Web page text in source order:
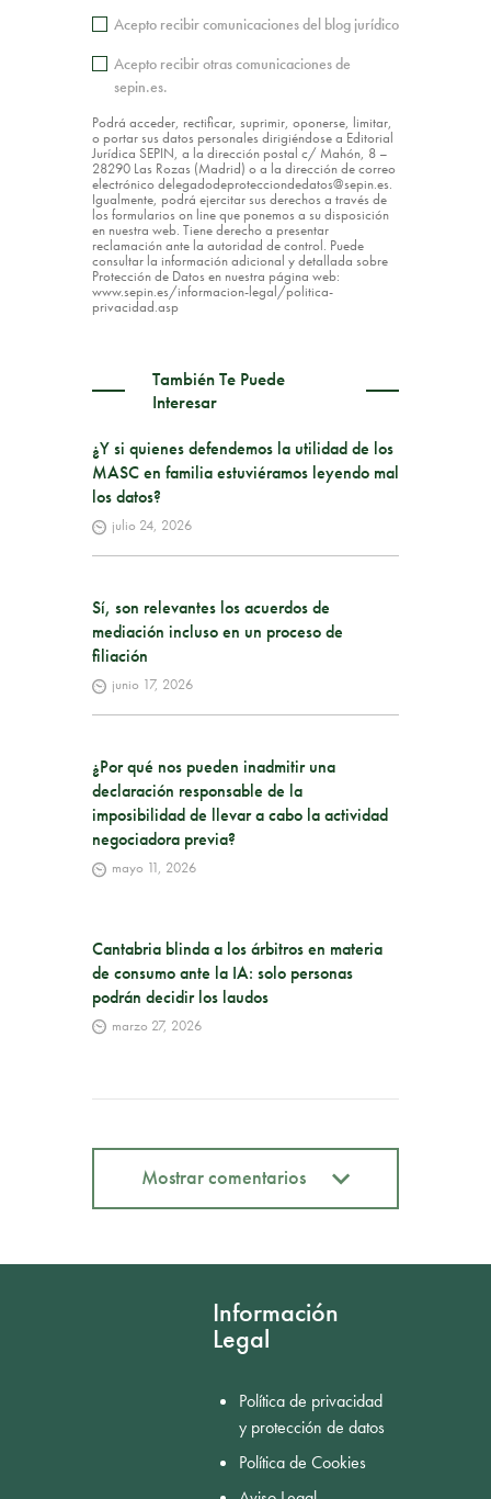
Acepto recibir comunicaciones del blog jurídico
Acepto recibir otras comunicaciones de
sepin.es.
Podrá acceder, rectificar, suprimir, oponerse, limitar,
o portar sus datos personales dirigiéndose a Editorial
Jurídica SEPIN, a la dirección postal c/ Mahón, 8 –
28290 Las Rozas (Madrid) o a la dirección de correo
electrónico delegadodeprotecciondedatos@sepin.es.
Igualmente, podrá ejercitar sus derechos a través de
los formularios on line que ponemos a su disposición
en nuestra web. Tiene derecho a presentar
reclamación ante la autoridad de control. Puede
consultar la información adicional y detallada sobre
Protección de Datos en nuestra página web:
www.sepin.es/informacion-legal/politica-
privacidad.asp
También Te Puede
Interesar
¿Y si quienes defendemos la utilidad de los
MASC en familia estuviéramos leyendo mal
los datos?
julio 24, 2026
Sí, son relevantes los acuerdos de
mediación incluso en un proceso de
filiación
junio 17, 2026
¿Por qué nos pueden inadmitir una
declaración responsable de la
imposibilidad de llevar a cabo la actividad
negociadora previa?
mayo 11, 2026
Cantabria blinda a los árbitros en materia
de consumo ante la IA: solo personas
podrán decidir los laudos
marzo 27, 2026
Mostrar comentarios
Información
Legal
Política de privacidad
y protección de datos
Política de Cookies